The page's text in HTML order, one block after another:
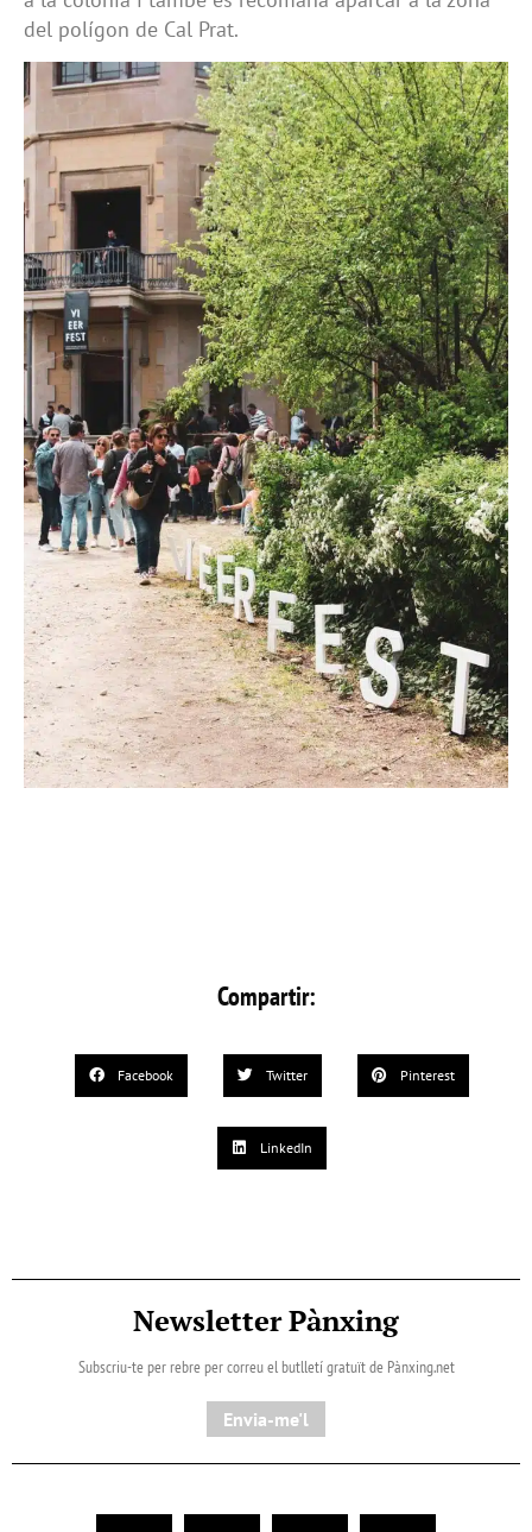
del polígon de Cal Prat.
Compartir:
Facebook Twitter Pinterest
LinkedIn
Newsletter Pànxing
Subscriu-te per rebre per correu el butlletí gratuït de Pànxing.net​
Envia-me'l